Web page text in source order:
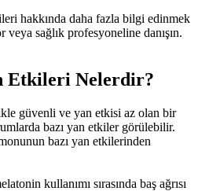
hakkında daha fazla bilgi edinmek
sağlık profesyoneline danışın.
Etkileri Nelerdir?
güvenli ve yan etkisi az olan bir
bazı yan etkiler görülebilir.
bazı yan etkilerinden
kullanımı sırasında baş ağrısı